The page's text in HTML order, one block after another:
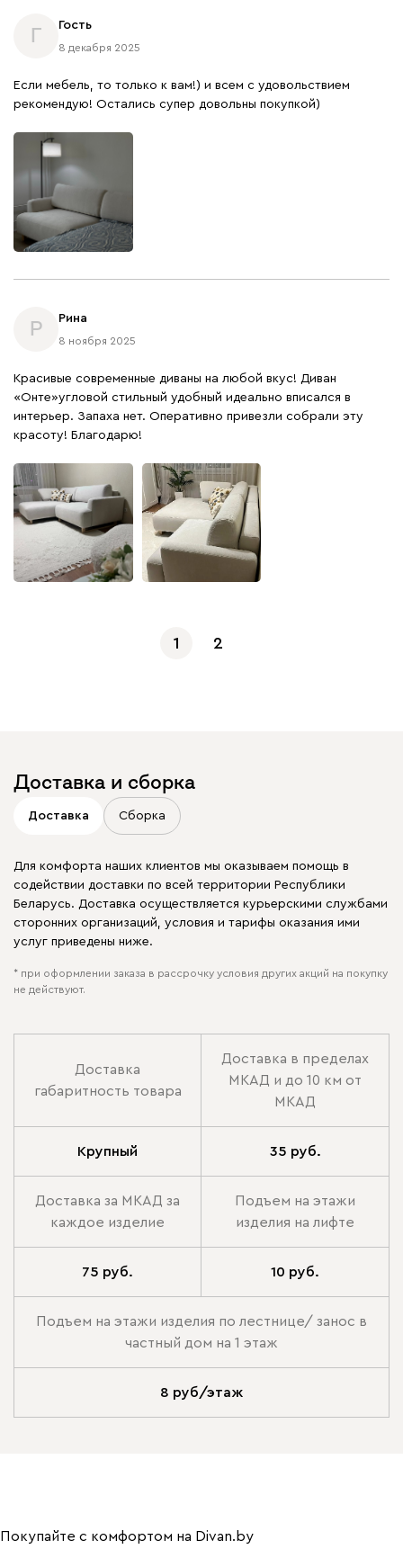
Г
Гость
8 декабря 2025
Если мебель, то только к вам!) и всем с удовольствием
рекомендую! Остались супер довольны покупкой)
Р
Рина
8 ноября 2025
Красивые современные диваны на любой вкус! Диван
«Онте»угловой стильный удобный идеально вписался в
интерьер. Запаха нет. Оперативно привезли собрали эту
красоту! Благодарю!
1 2
Доставка и сборка
Доставка Сборка
Для комфорта наших клиентов мы оказываем помощь в
содействии доставки по всей территории Республики
Беларусь. Доставка осуществляется курьерскими службами
сторонних организаций, условия и тарифы оказания ими
услуг приведены ниже.
* при оформлении заказа в рассрочку условия других акций на покупку
не действуют.
Доставка
габаритность товара
Доставка в пределах
МКАД и до 10 км от
МКАД
Крупный 35 руб.
Доставка за МКАД за
каждое изделие
Подъем на этажи
изделия на лифте
75 руб. 10 руб.
Подъем на этажи изделия по лестнице/ занос в
частный дом на 1 этаж
8 руб/этаж
Покупайте с комфортом на Divan.by